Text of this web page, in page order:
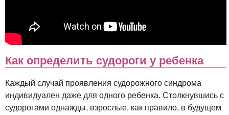
Как определить судороги у ребенка
Каждый случай проявления судорожного синдрома
индивидуален даже для одного ребенка. Столкнувшись с
судорогами однажды, взрослые, как правило, в будущем